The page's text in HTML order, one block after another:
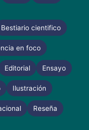
Bestiario cientifico
en foco
Editorial Ensayo
Ilustración
Reseña